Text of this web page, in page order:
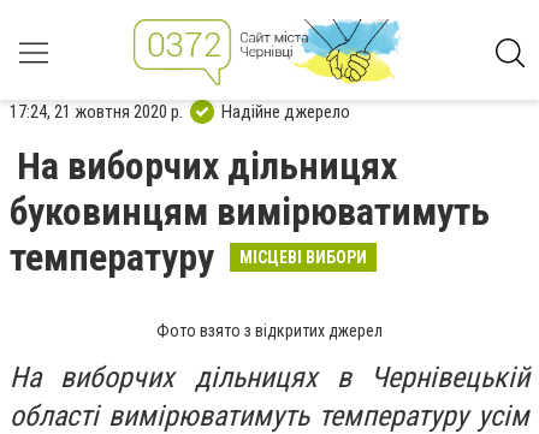
17:24, 21 жовтня 2020 р. Надійне джерело
На виборчих дільницях
буковинцям вимірюватимуть
температуру
МІСЦЕВІ ВИБОРИ
Фото взято з відкритих джерел
На виборчих дільницях в Чернівецькій
області вимірюватимуть температуру усім